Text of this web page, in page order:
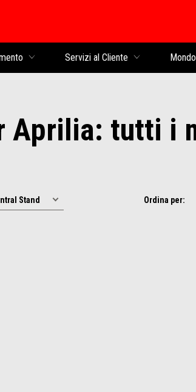
Servizi al Cliente
Aprilia: tutti i
Ordina per: